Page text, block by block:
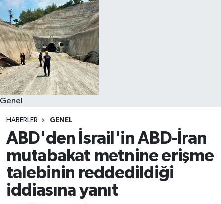
Genel
HABERLER GENEL
ABD'den İsrail'in ABD-İran
mutabakat metnine erişme
talebinin reddedildiği
iddiasına yanıt
Spor
Teknoloji
Yaşam